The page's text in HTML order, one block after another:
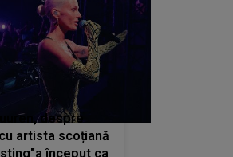
despre
cu artista scoțiană
început ca